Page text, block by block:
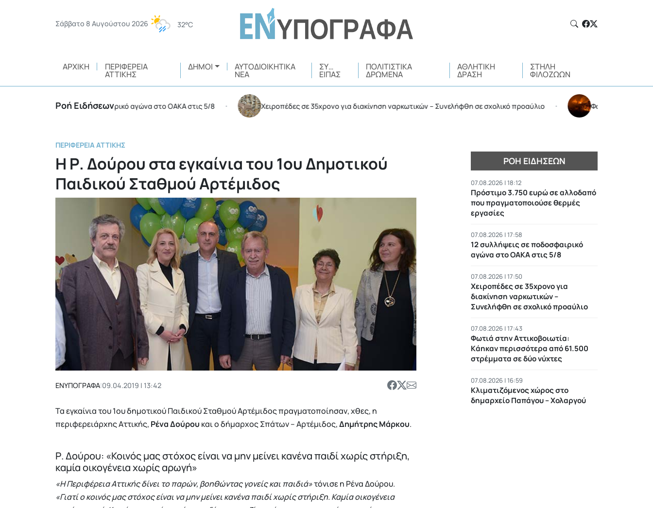
Σάββατο 8 Αυγούστου 2026 32°C
ΑΡΧΙΚΉ ΠΕΡΙΦΈΡΕΙΑ
ΑΤΤΙΚΉΣ
ΔΉΜΟΙ ΑΥΤΟΔΙΟΙΚΗΤΙΚΆ
ΝΈΑ
ΣΥ…
ΕΊΠΑΣ
ΠΟΛΙΤΙΣΤΙΚΆ
ΔΡΏΜΕΝΑ
ΑΘΛΗΤΙΚΉ
ΔΡΆΣΗ
ΣΤΉΛΗ
ΦΙΛΌΖΩΩΝ
Ροή Ειδήσεων
12 συλλήψεις σε ποδοσφαιρικό αγώνα στο ΟΑΚΑ στις 5/8 • Χειροπέδες σε 35χρονο για διακίνηση ναρκωτικών – Συνελήφθη σε σχολικό προαύλιο • Φωτιά στην
ΠΕΡΙΦΈΡΕΙΑ ΑΤΤΙΚΉΣ
Η Ρ. Δούρου στα εγκαίνια του 1ου Δημοτικού
Παιδικού Σταθμού Αρτέμιδος
ΕΝΥΠΟΓΡΑΦΑ|09.04.2019 | 13:42
Τα εγκαίνια του 1ου δημοτικού Παιδικού Σταθμού Αρτέμιδος πραγματοποίησαν, χθες, η
περιφερειάρχης Αττικής, Ρένα Δούρου και ο δήμαρχος Σπάτων – Αρτέμιδος,Δημήτρης Μάρκου.
Ρ. Δούρου: «Κοινός μας στόχος είναι να μην μείνει κανένα παιδί χωρίς στήριξη,
καμία οικογένεια χωρίς αρωγή»
«Η Περιφέρεια Αττικής δίνει το παρών, βοηθώντας γονείς και παιδιά»τόνισε η Ρένα Δούρου.
«Γιατί ο κοινός μας στόχος είναι να μην μείνει κανένα παιδί χωρίς στήριξη. Καμία οικογένεια
ΡΟΉ ΕΙΔΉΣΕΩΝ
07.08.2026 | 18:12
Πρόστιμο 3.750 ευρώ σε αλλοδαπό
που πραγματοποιούσε θερμές
εργασίες
07.08.2026 | 17:58
12 συλλήψεις σε ποδοσφαιρικό
αγώνα στο ΟΑΚΑ στις 5/8
07.08.2026 | 17:50
Χειροπέδες σε 35χρονο για
διακίνηση ναρκωτικών –
Συνελήφθη σε σχολικό προαύλιο
07.08.2026 | 17:43
Φωτιά στην Αττικοβοιωτία:
Kάηκαν περισσότερα από 61.500
στρέμματα σε δύο νύχτες
07.08.2026 | 16:59
Κλιματιζόμενος χώρος στο
δημαρχείο Παπάγου – Χολαργού